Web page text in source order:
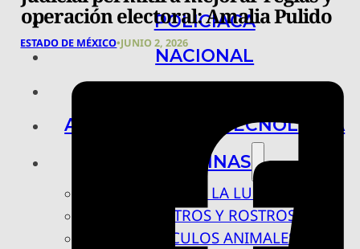
POLICIACA
NACIONAL
ARTE, CIENCIA Y TECNOLOGÍA
COLUMNAS
BAJO LA LUPA
RASTROS Y ROSTROS
VÍNCULOS ANIMALES
operación electoral: Amalia Pulido
ESTADO DE MÉXICO•JUNIO 2, 2026